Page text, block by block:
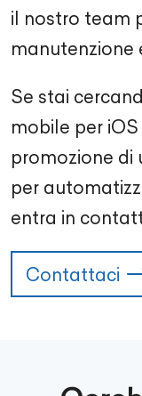
il nostro team
manutenzione
Se stai
mobile per
promozione di
per
entra in
Contattaci